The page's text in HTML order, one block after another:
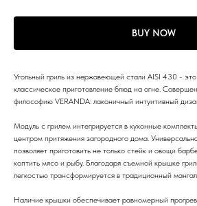
BUY NOW
Угольный гриль из нержавеющей стали AISI 430 - это
классическое приготовление блюд на огне.
философию VERANDA: лаконичный интуитивный
Модуль с грилем интегрируется в кухонные
центром притяжения загородного дома.
позволяет приготовить не только стейк и овощи
коптить мясо и рыбу. Благодаря съемной крышке
легкостью трансформируется в традиционный
Наличие крышки обеспечивает равномерный